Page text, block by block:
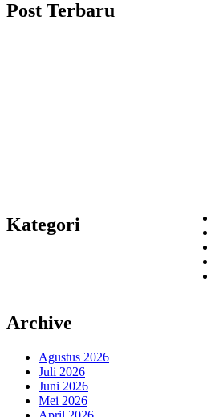
Post Terbaru
Kategori
Archive
Agustus 2026
Juli 2026
Juni 2026
Mei 2026